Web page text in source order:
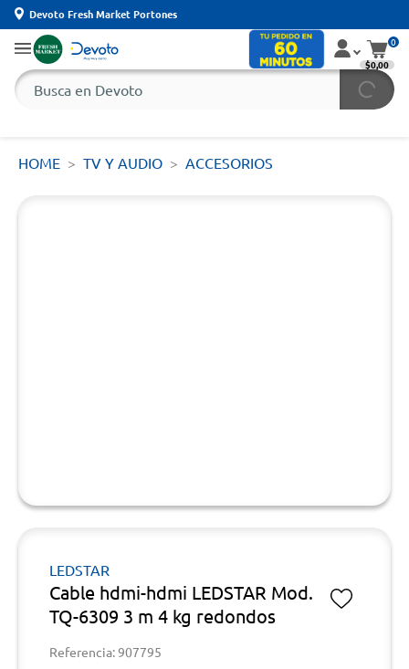
Devoto Fresh Market Portones
0
$0,00
HOME TV Y AUDIO ACCESORIOS
LEDSTAR
Cable hdmi-hdmi LEDSTAR Mod.
TQ-6309 3 m 4 kg redondos
Referencia: 907795